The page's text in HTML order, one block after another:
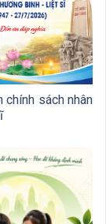
chính sách nhân